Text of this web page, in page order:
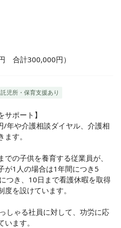
　合計300,000円）
託児所・保育支援あり
サポート】
年や介護相談ダイヤル、介護相
す。
の子供を養育する従業員が、
が1人の場合は1年間につき5
つき、10日まで看護休暇を取得
を設けています。
しゃる社員に対して、功労に応
ます。